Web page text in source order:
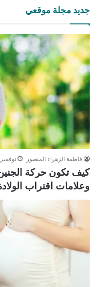
جديد مجلة موقعي
فاطمة الزهراء المنصور نوفمبر 14, 2023
كيف تكون حركة
وعلامات اقتراب